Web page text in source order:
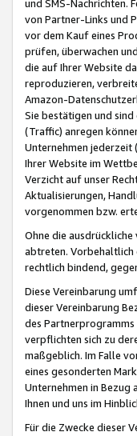
und SMS-Nachrichten.
von Partner-Links und
vor dem Kauf eines
prüfen, überwachen
die auf Ihrer Website
reproduzieren,
Amazon-
Sie bestätigen und
(Traffic) anregen
Unternehmen
Ihrer Website im
Verzicht auf unser
Aktualisierungen,
vorgenommen bzw.
Ohne die
abtreten. Vorbehaltlich
rechtlich bindend,
Diese Vereinbarung
dieser Vereinbarung
des
verpflichten sich zu
maßgeblich. Im Falle
eines gesonderten
Unternehmen in Bezug
Ihnen und uns im
Für die Zwecke dieser